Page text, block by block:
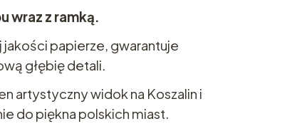
wraz z ramką.
papierze, gwarantuje
głębię detali.
artystyczny widok na Koszalin i
do piękna polskich miast.